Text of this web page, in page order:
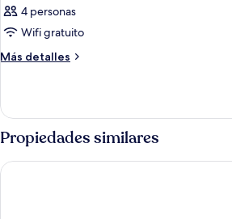
4 personas
Wifi gratuito
Más detalles
Más
Propiedades similares
Pousada Pontal da Ferradura